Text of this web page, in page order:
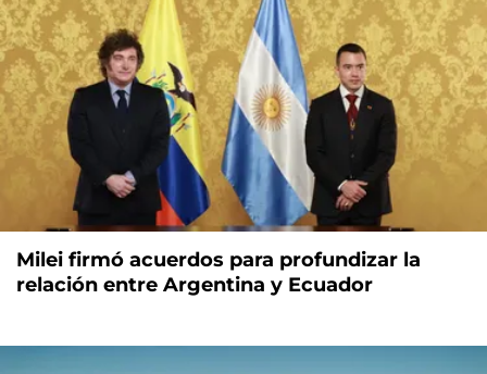
Milei firmó acuerdos para profundizar la
relación entre Argentina y Ecuador